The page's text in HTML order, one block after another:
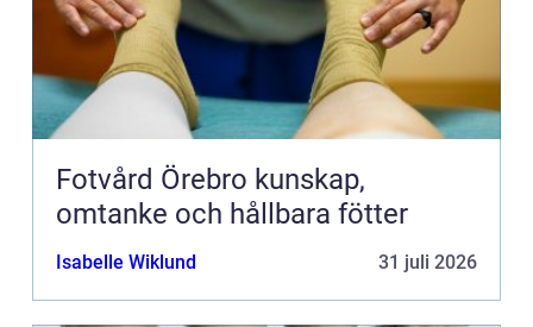
Fotvård Örebro kunskap,
omtanke och hållbara fötter
Isabelle Wiklund 31 juli 2026